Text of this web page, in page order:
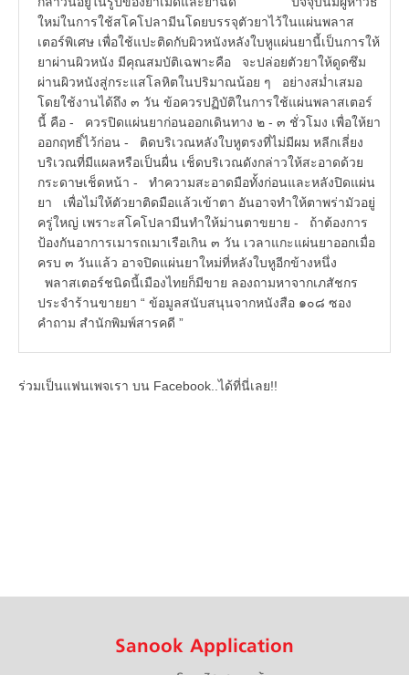
ใหม่ในการใช้สโคโปลามีนโดยบรรจุตัวยาไว้ในแผ่นพลาส
เตอร์พิเศษ เพื่อใช้แปะติดกับผิวหนังหลังใบหูแผ่นยานี้เป็นการให้
ยาผ่านผิวหนัง มีคุณสมบัติเฉพาะคือ จะปล่อยตัวยาให้ดูดซึม
ผ่านผิวหนังสู่กระแสโลหิตในปริมาณน้อย ๆ อย่างสม่ำเสมอ
โดยใช้งานได้ถึง ๓ วัน ข้อควรปฏิบัติในการใช้แผ่นพลาสเตอร์
นี้ คือ - ควรปิดแผ่นยาก่อนออกเดินทาง ๒ - ๓ ชั่วโมง เพื่อให้ยา
ออกฤทธิ์ไว้ก่อน - ติดบริเวณหลังใบหูตรงที่ไม่มีผม หลีกเลี่ยง
บริเวณที่มีแผลหรือเป็นผื่น เช็ดบริเวณดังกล่าวให้สะอาดด้วย
กระดาษเช็ดหน้า - ทำความสะอาดมือทั้งก่อนและหลังปิดแผ่น
ยา เพื่อไม่ให้ตัวยาติดมือแล้วเข้าตา อันอาจทำให้ตาพร่ามัวอยู่
ครู่ใหญ่ เพราะสโคโปลามีนทำให้ม่านตาขยาย - ถ้าต้องการ
ป้องกันอาการเมารถเมาเรือเกิน ๓ วัน เวลาแกะแผ่นยาออกเมื่อ
ครบ ๓ วันแล้ว อาจปิดแผ่นยาใหม่ที่หลังใบหูอีกข้างหนึ่ง
พลาสเตอร์ชนิดนี้เมืองไทยก็มีขาย ลองถามหาจากเภสัชกร
ประจำร้านขายยา “ ข้อมูลสนับสนุนจากหนังสือ ๑๐๘ ซอง
คำถาม สำนักพิมพ์สารคดี ”
ร่วมเป็นแฟนเพจเรา บน Facebook..ได้ที่นี่เลย!!
Sanook Application